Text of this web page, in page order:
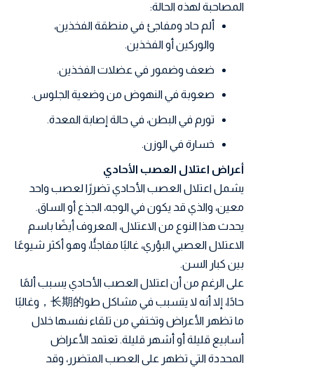
المصاحبة لهذه الحالة:
ألم حاد ومفاجئ في منطقة الفخذين،
والوركين أو الفخذين.
ضعف وضمور في عضلات الفخذين.
صعوبة في النهوض من وضعية الجلوس.
تورم في البطن، في حالة إصابة المعدة.
خسارة في الوزن.
أعراض اعتلال العصب الأحادي
يشمل اعتلال العصب الأحادي تضررًا لعصب واحد
معين، والذي قد يكون في الوجه، الجذع أو الساق.
يحدث هذا النوع من الاعتلال، المعروف أيضًا باسم
الاعتلال العصبي البؤري، غالبًا مفاجئًا، وهو أكثر شيوعًا
بين كبار السن.
على الرغم من أن اعتلال العصب الأحادي يسبب ألمًا
حادًا، إلا أنه لا يتسبب في مشاكل طو长期的，وغالبًا
ما تظهر الأعراض وتختفي من تلقاء نفسها خلال
أسابيع قليلة أو أشهر قليلة. تعتمد الأعراض
المحددة التي تظهر على العصب المتضرر، وقد